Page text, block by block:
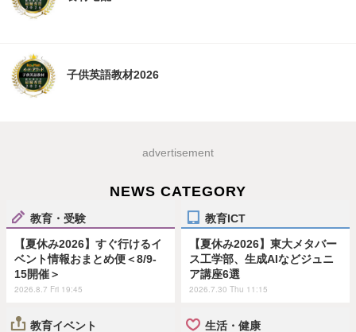
子供英語教材2026
advertisement
NEWS CATEGORY
教育・受験
【夏休み2026】すぐ行けるイ
ベント情報おまとめ便＜8/9-
15開催＞
2026.8.7 Fri 19:45
教育ICT
【夏休み2026】東大メタバー
ス工学部、生成AIなどジュニ
ア講座6選
2026.7.30 Thu 11:15
教育イベント 生活・健康